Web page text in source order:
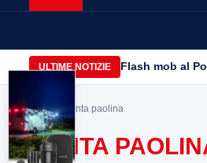
ULTIME NOTIZIE Flash mob al
Home> santa paolina
SANTA